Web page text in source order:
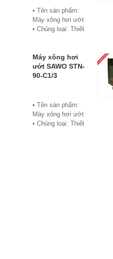
• Bảo hành: 12
tháng
• Đơn vị phân phối:
• Tên sản phẩm:
Máy xông hơi ướt
• Chủng loại: Thiết
Sawo
• Xuất xứ:
Philippine
• Có bảng điều
khiển điện tử hiển
thị số, cho phép cài
Máy xông hơi
ướt SAWO STN-
90-C1/3
• Tên sản phẩm:
Máy xông hơi ướt
• Chủng loại: Thiết